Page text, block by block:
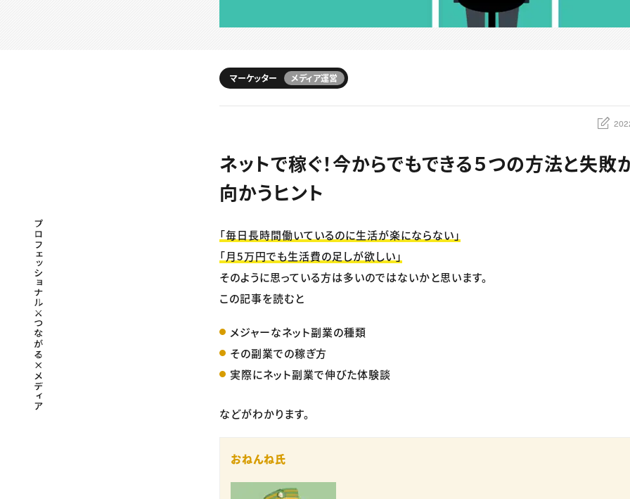
マーケッター メディア運営
ネットで稼ぐ！今からでもできる５つの方法と失敗
向かうヒント
「毎日長時間働いているのに生活が楽にならない」
「月5万円でも生活費の足しが欲しい」
そのように思っている方は多いのではないかと思います。
この記事を読むと
メジャーなネット副業の種類
その副業での稼ぎ方
実際にネット副業で伸びた体験談
などがわかります。
おねんね氏